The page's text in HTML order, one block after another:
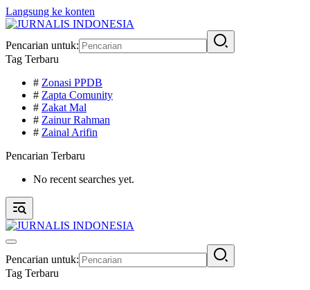
Langsung ke konten
Pencarian untuk:
Tag Terbaru
# Zonasi PPDB
# Zapta Comunity
# Zakat Mal
# Zainur Rahman
# Zainal Arifin
Pencarian Terbaru
No recent searches yet.
Pencarian untuk:
Tag Terbaru